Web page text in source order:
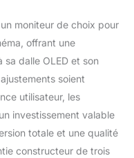
moniteur de choix pour
offrant une
dalle OLED et son
soient
utilisateur, les
investissement valable
totale et une qualité
constructeur de trois